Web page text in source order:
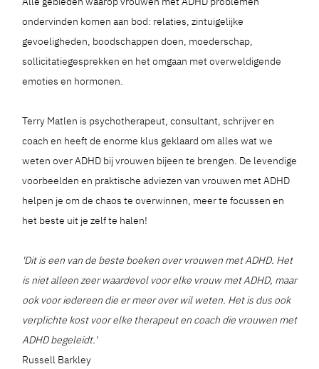
ondervinden komen aan bod: relaties, zintuigelijke
gevoeligheden, boodschappen doen, moederschap,
sollicitatiegesprekken en het omgaan met overweldigende
emoties en hormonen.
Terry Matlen is psychotherapeut, consultant, schrijver en
coach en heeft de enorme klus geklaard om alles wat we
weten over ADHD bij vrouwen bijeen te brengen. De levendige
voorbeelden en praktische adviezen van vrouwen met ADHD
helpen je om de chaos te overwinnen, meer te focussen en
het beste uit je zelf te halen!
'Dit is een van de beste boeken over vrouwen met ADHD. Het
is niet alleen zeer waardevol voor elke vrouw met ADHD, maar
ook voor iedereen die er meer over wil weten. Het is dus ook
verplichte kost voor elke therapeut en coach die vrouwen met
ADHD begeleidt.'
Russell Barkley